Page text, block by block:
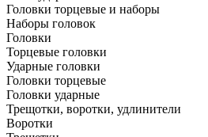
Головки торцевые и наборы
Наборы головок
Головки
Торцевые головки
Ударные головки
Головки торцевые
Головки ударные
Трещотки, воротки, удлинители
Воротки